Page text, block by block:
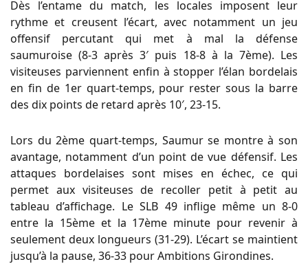
Dès l’entame du match, les locales imposent leur
rythme et creusent l’écart, avec notamment un jeu
offensif percutant qui met à mal la défense
saumuroise (8-3 après 3′ puis 18-8 à la 7ème). Les
visiteuses parviennent enfin à stopper l’élan bordelais
en fin de 1er quart-temps, pour rester sous la barre
des dix points de retard après 10′, 23-15.
Lors du 2ème quart-temps, Saumur se montre à son
avantage, notamment d’un point de vue défensif. Les
attaques bordelaises sont mises en échec, ce qui
permet aux visiteuses de recoller petit à petit au
tableau d’affichage. Le SLB 49 inflige même un 8-0
entre la 15ème et la 17ème minute pour revenir à
seulement deux longueurs (31-29). L’écart se maintient
jusqu’à la pause, 36-33 pour Ambitions Girondines.